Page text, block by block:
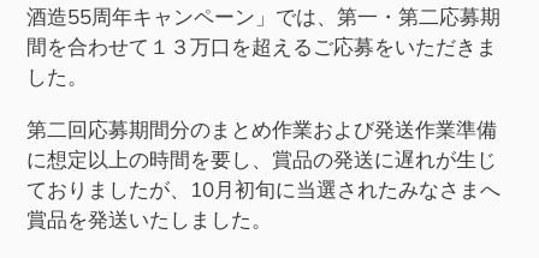
酒造55周年キャンペーン」では、第一・第二応募期
間を合わせて１３万口を超えるご応募をいただきま
した。
第二回応募期間分のまとめ作業および発送作業準備
に想定以上の時間を要し、賞品の発送に遅れが生じ
ておりましたが、10月初旬に当選されたみなさまへ
賞品を発送いたしました。